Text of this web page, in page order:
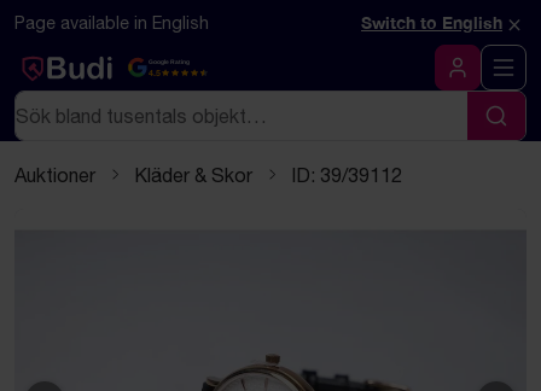
Hoppa till innehåll
Textbaserad (markdown) version av denna sida
Page available in English Switch to English ×
Google Rating
4.5
Logga in
Sök
Sök
Auktioner Kläder & Skor ID: 39/39112